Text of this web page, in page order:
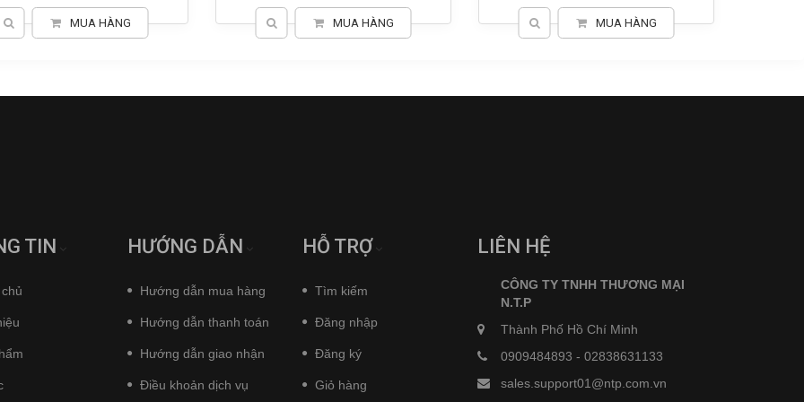
MUA HÀNG MUA HÀNG MUA HÀNG
TIN HƯỚNG DẪN
Hướng dẫn mua hàng
Hướng dẫn thanh toán
Hướng dẫn giao nhận
Điều khoản dịch vụ
HỖ TRỢ
Tìm kiếm
Đăng nhập
Đăng ký
Giỏ hàng
LIÊN HỆ
CÔNG TY TNHH THƯƠNG MẠI
N.T.P
Thành Phố Hồ Chí Minh
0909484893 - 02838631133
sales.support01@ntp.com.vn